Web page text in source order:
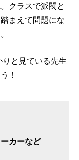
クラスで派閥と
まえて問題にな
と見ている先生
！
カーなど